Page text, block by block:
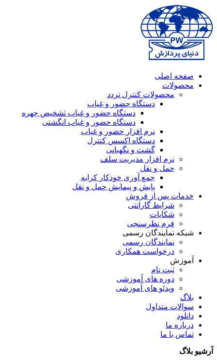
صفحه اصلی
محصولات
محصولات کنترل تردد
دستگاه حضور و غیاب
دستگاه حضور و غیاب تشخیص چهره
دستگاه حضور و غیاب انگشتی
نرم افزار حضور و غیاب
دستگاه اکسس کنترل
گشت و نگهبانی
نرم افزار مدیریت سلف
حمل و نقل
جمع آوری خودکار کرایه
پایش و پیمایش حمل و نقل
خدمات پس از فروش
شرایط گارانتی
شکایات
فرم نظرسنجی
شبکه نمایندگان رسمی
نمایندگان رسمی
درخواست همکاری
آموزش
ثبت نام
دوره های آموزشی
ویدئو های آموزشی
بلاگ
سوالات متداول
دانلود
درباره ما
تماس با ما
آرشیو بلاگ